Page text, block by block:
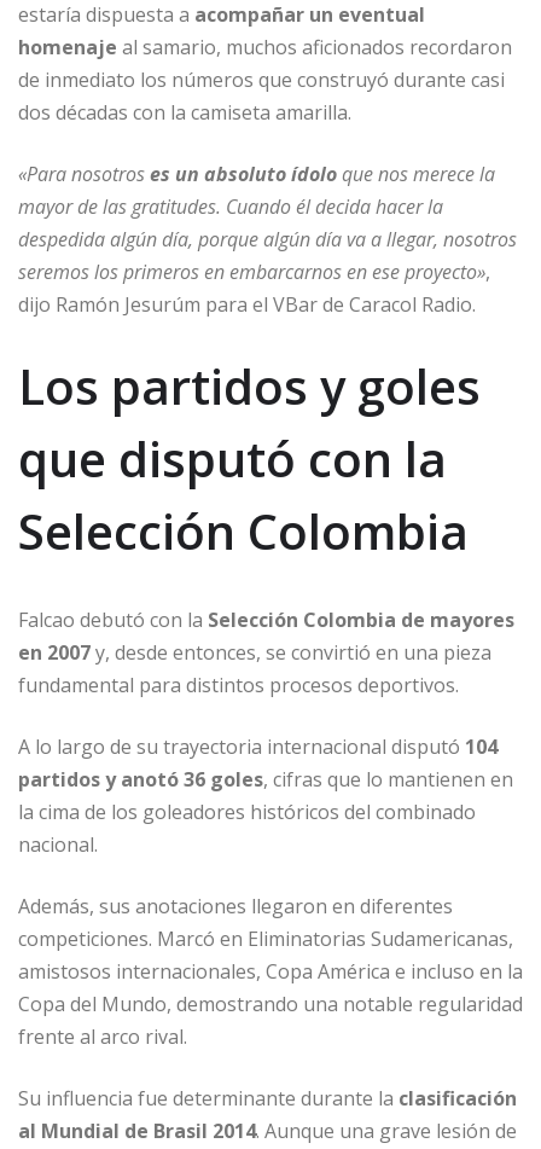
estaría dispuesta a acompañar un eventual
homenaje al samario, muchos aficionados recordaron
de inmediato los números que construyó durante casi
dos décadas con la camiseta amarilla.
«Para nosotroses un absoluto ídoloque nos merece la
mayor de las gratitudes. Cuando él decida hacer la
despedida algún día, porque algún día va a llegar, nosotros
seremos los primeros en embarcarnos en ese proyecto»,
dijo Ramón Jesurúm para el VBar de Caracol Radio.
Los partidos y goles
que disputó con la
Selección Colombia
Falcao debutó con la Selección Colombia de mayores
en 2007y, desde entonces, se convirtió en una pieza
fundamental para distintos procesos deportivos.
A lo largo de su trayectoria internacional disputó 104
partidos y anotó 36 goles, cifras que lo mantienen en
la cima de los goleadores históricos del combinado
nacional.
Además, sus anotaciones llegaron en diferentes
competiciones. Marcó en Eliminatorias Sudamericanas,
amistosos internacionales, Copa América e incluso en la
Copa del Mundo, demostrando una notable regularidad
frente al arco rival.
Su influencia fue determinante durante la clasificación
al Mundial de Brasil 2014. Aunque una grave lesión de